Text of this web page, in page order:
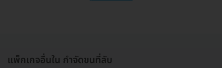
แพ็กเกจอื่นใน กำจัดขนที่ลับ